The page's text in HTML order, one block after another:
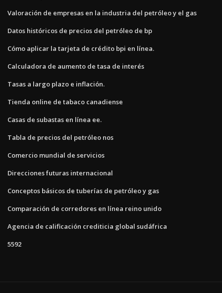
Valoración de empresas en la industria del petróleo y el gas
Datos históricos de precios del petróleo de bp
Cómo aplicar la tarjeta de crédito bpi en línea.
Calculadora de aumento de tasa de interés
Tasas a largo plazo e inflación.
Tienda online de tabaco canadiense
Casas de subastas en línea ee.
Tabla de precios del petróleo nos
Comercio mundial de servicios
Direcciones futuras internacional
Conceptos básicos de tuberías de petróleo y gas
Comparación de corredores en línea reino unido
Agencia de calificación crediticia global sudáfrica
5592